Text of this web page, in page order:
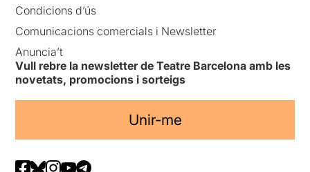
Condicions d’ús
Comunicacions comercials i Newsletter
Anuncia’t
Vull rebre la newsletter de Teatre Barcelona amb les
novetats, promocions i sorteigs
Unir-me